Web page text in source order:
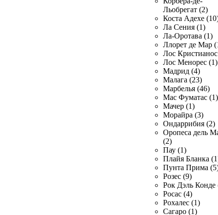
Льобрегат (2)
Коста Адехе
Ла Сения (1)
Ла-Оротава (1)
Ллорет де Мар
Лос
Лос Менорес (1)
Мадрид (4)
Малага (23)
Марбелья (46)
Мас Фуматас (1)
Мачер (1)
Морайра (3)
Ондаррибия (2)
Оропеса дель
(2)
Пау (1)
Плайя Бланка
Пунта Прима
Розес (9)
Рок Дэль Конде
Росас (4)
Рохалес (1)
Сагаро (1)